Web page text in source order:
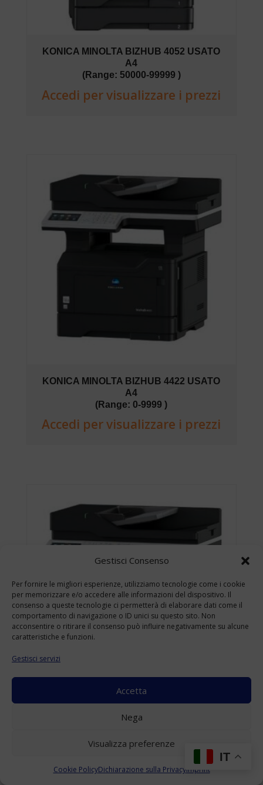
Gestisci Consenso
Per fornire le migliori esperienze, utilizziamo tecnologie come i cookie
per memorizzare e/o accedere alle informazioni del dispositivo. Il
consenso a queste tecnologie ci permetterà di elaborare dati come il
comportamento di navigazione o ID unici su questo sito. Non
acconsentire o ritirare il consenso può influire negativamente su alcune
caratteristiche e funzioni.
Gestisci servizi
Accetta
Nega
Visualizza preferenze
Cookie PolicyDichiarazione sulla PrivacyImprint
KONICA MINOLTA BIZHUB 4052 USATO
A4
(Range: 50000-99999 )
Accedi per visualizzare i prezzi
KONICA MINOLTA BIZHUB 4422 USATO
A4
(Range: 0-9999 )
Accedi per visualizzare i prezzi
A4
Accedi per visualizzare i prezziIT